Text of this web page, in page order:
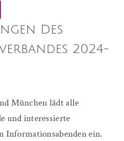
Des
2024-
München lädt alle
und interessierte
Informationsabenden ein.